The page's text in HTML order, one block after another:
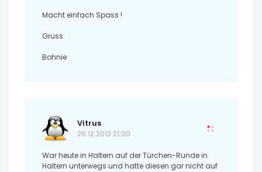
Macht einfach Spass !
Gruss
Bohnie
Vitrus
26.12.2013 21:00
War heute in Haltern auf der Türchen-Runde in
Haltern unterwegs und hatte diesen gar nicht auf